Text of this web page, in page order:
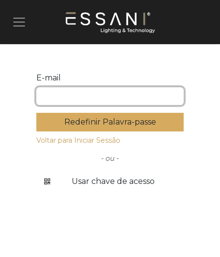
E-mail
Redefinir Palavra-passe
Voltar para Iniciar Sessão
- ou -
Usar chave de acesso